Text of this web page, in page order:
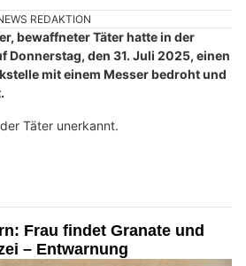
REDAKTION
bewaffneter Täter hatte in der
Donnerstag, den 31. Juli 2025, einen
mit einem Messer bedroht und
Täter unerkannt.
Frau findet Granate und
– Entwarnung